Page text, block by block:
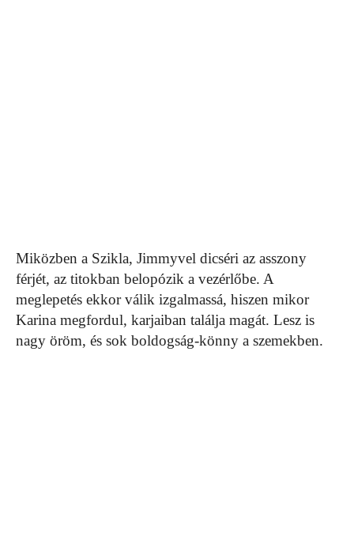
Miközben a Szikla, Jimmyvel dicséri az asszony
férjét, az titokban belopózik a vezérlőbe. A
meglepetés ekkor válik izgalmassá, hiszen mikor
Karina megfordul, karjaiban találja magát. Lesz is
nagy öröm, és sok boldogság-könny a szemekben.